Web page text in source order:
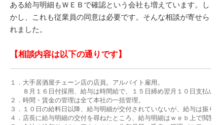
ある給与明細もＷＥＢで確認という会社も増えています。し
かし、これも従業員の同意は必要です。そんな相談が寄せら
れました。
【相談内容は以下の通りです】
１．大手居酒屋チェーン店の店員。アルバイト雇用。
８月１６日付採用、給与は時間給で、１５日締め翌月１０日支払い。
２．時間・賃金の管理は全て本社の一括管理。
３．１０日の給料日以降、給与明細が交付されていないが、給与は振り
４．店長に給与明細の交付を尋ねたところ、給与明細はｗｅｂ上で閲覧